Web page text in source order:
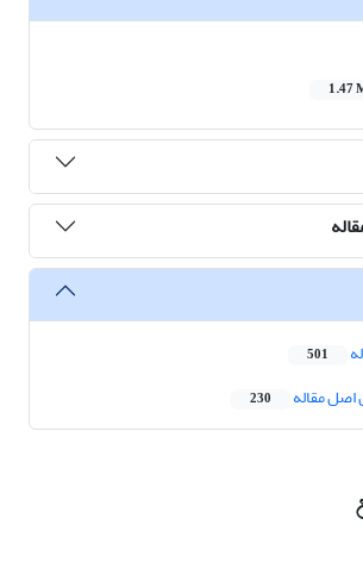
1.47
501
اصل مقاله 230